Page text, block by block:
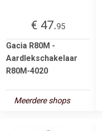
€ 47.95
Gacia R80M -
Aardlekschakelaar
R80M-4020
Meerdere shops